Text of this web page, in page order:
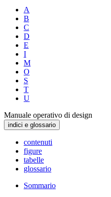
A
B
C
D
E
I
M
O
S
T
U
Manuale operativo di design
indici e glossario
contenuti
figure
tabelle
glossario
Sommario